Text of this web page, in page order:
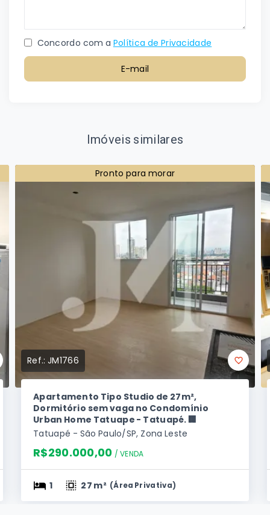
Concordo com a Política de Privacidade
E-mail
Imóveis similares
Pronto para morar
Ref.:JM1766
Apartamento Tipo Studio de 27m²,
Dormitório sem vaga no Condomínio
Urban Home Tatuape - Tatuapé. 🏢
Tatuapé - São Paulo/SP, Zona Leste
R$290.000,00 / VENDA
1 27 m² (Área Privativa)